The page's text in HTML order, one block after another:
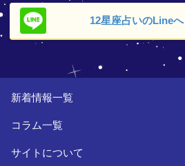
12星座占いのLineへ
新着情報一覧
コラム一覧
サイトについて